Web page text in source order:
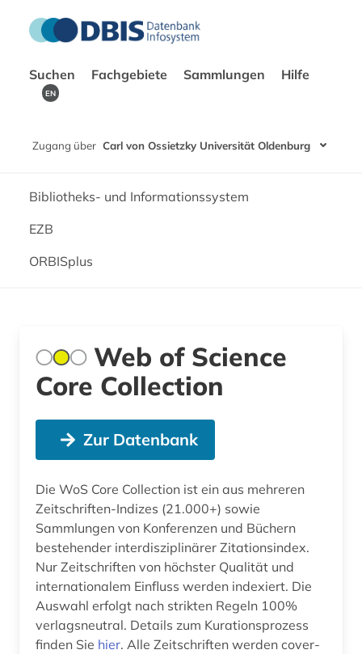
Suchen Fachgebiete Sammlungen Hilfe
EN
Zugang über Carl von Ossietzky Universität Oldenburg
Bibliotheks- und Informationssystem
EZB
ORBISplus
Web of Science
Core Collection
Zur Datenbank
Die WoS Core Collection ist ein aus mehreren
Zeitschriften-Indizes (21.000+) sowie
Sammlungen von Konferenzen und Büchern
bestehender interdisziplinärer Zitationsindex.
Nur Zeitschriften von höchster Qualität und
internationalem Einfluss werden indexiert. Die
Auswahl erfolgt nach strikten Regeln 100%
verlagsneutral. Details zum Kurationsprozess
finden Sie hier. Alle Zeitschriften werden cover-